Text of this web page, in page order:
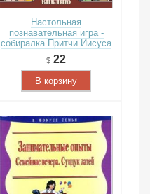
Настольная
познавательная игра -
собиралка Притчи Иисуса
22
В корзину